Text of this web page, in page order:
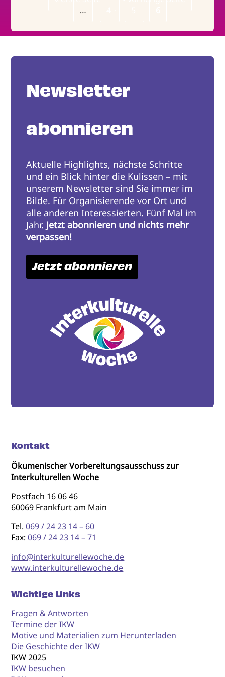
Seitennummerierung
…
Newsletter
abonnieren
Aktuelle Highlights, nächste Schritte
und ein Blick hinter die Kulissen – mit
unserem Newsletter sind Sie immer im
Bilde. Für Organisierende vor Ort und
alle anderen Interessierten. Fünf Mal im
Jahr. Jetzt abonnieren und nichts mehr
verpassen!
Jetzt abonnieren
Kontakt
Ökumenischer Vorbereitungsausschuss zur
Interkulturellen Woche
Postfach 16 06 46
60069 Frankfurt am Main
Tel.069 / 24 23 14 – 60
Fax:069 / 24 23 14 – 71
info@interkulturellewoche.de
www.interkulturellewoche.de
Wichtige Links
Fragen & Antworten
Termine der IKW
Motive und Materialien zum Herunterladen
Die Geschichte der IKW
IKW 2025
IKW besuchen